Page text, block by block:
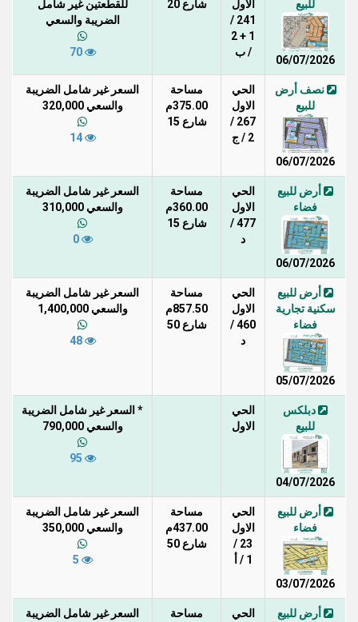
للبيع
06/07/2026
الاول
241 /
1 + 2
/ ب
شارع 20
للقطعتين غير شامل
الضريبة والسعي
70
نصف أرض
للبيع
06/07/2026
الحي
الاول
267 /
2 / ج
مساحة
375.00م
شارع 15
السعر غير شامل الضريبة
والسعي 320,000
14
أرض للبيع
فضاء
06/07/2026
الحي
الاول
477 /
د
مساحة
360.00م
شارع 15
السعر غير شامل الضريبة
والسعي 310,000
0
أرض للبيع
سكنية تجارية
فضاء
05/07/2026
الحي
الاول
460 /
د
مساحة
857.50م
شارع 50
السعر غير شامل الضريبة
والسعي 1,400,000
48
دبلكس
للبيع
04/07/2026
الحي
الاول
* السعر غير شامل الضريبة
والسعي 790,000
أرض للبيع
فضاء
03/07/2026
الحي
الاول
23 /
1 / أ
مساحة
437.00م
شارع 50
السعر غير شامل الضريبة
والسعي 350,000
أرض للبيع
الحي
مساحة
السعر غير شامل الضريبة